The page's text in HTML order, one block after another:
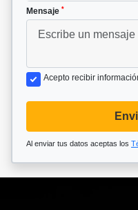
Mensaje *
Acepto recibir
Al enviar tus datos aceptas los